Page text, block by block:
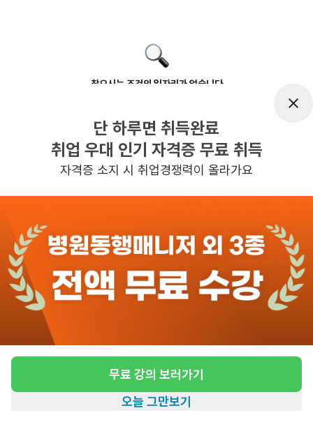
찾으시는 조건의 일자리가 없습니다
반경 3KM 이내의 일자리 확인하기
단 하루면 취득완료
취업 우대 인기 자격증 무료 취득
자격증 소지 시 취업경쟁력이 올라가요
무료 강의 보러가기
오늘 그만보기